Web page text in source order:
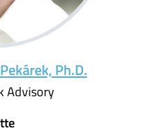
Ph.D.
Advisory